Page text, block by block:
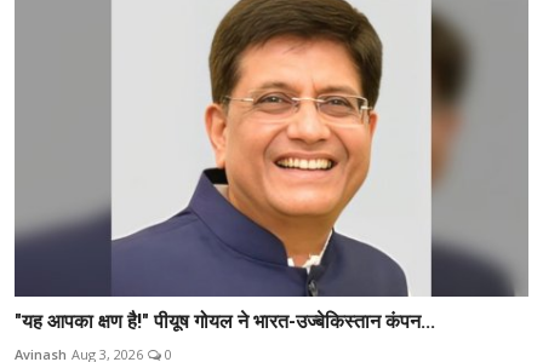
"यह आपका क्षण है!" पीयूष गोयल ने भारत-उज्बेकिस्तान कंपन...
Avinash Aug 3, 2026 0